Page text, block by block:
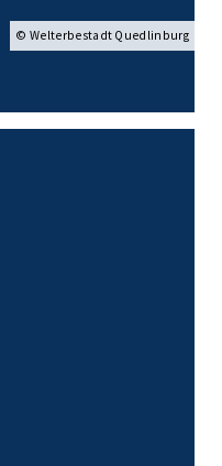
© Welterbestadt Quedlinburg